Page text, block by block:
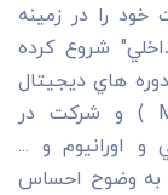
در سال 1390 فعاليت خود را در زمينه
شروع کرده
هاي ديجيتال
مارکتينگ و کسب و کارهاي نوين (MBA ) و شرکت در
و اورانيوم و ...
به وضوح احساس